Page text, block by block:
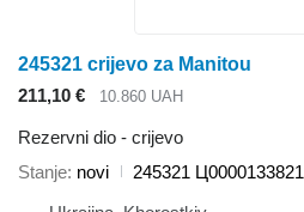
245321 crijevo za Manitou
211,10 €
10.860 UAH
Rezervni dio - crijevo
Stanje novi
245321 Ц0000133821